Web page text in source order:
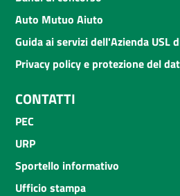
Auto Mutuo Aiuto
Guida ai servizi dell'Azienda USL
Privacy policy e protezione del
CONTATTI
PEC
URP
Sportello informativo
Ufficio stampa